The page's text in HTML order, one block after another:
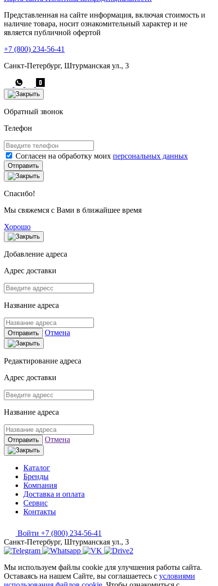
Представленная на сайте информация, включая стоимость и
наличие товара, носит ознакомительный характер и не
является публичной офертой
+7 (800) 234-56-41
Санкт-Петербург, Штурманская ул., 3
Обратный звонок
Телефон
Согласен на обработку моих персональных данных
Отправить
Спасибо!
Мы свяжемся с Вами в ближайшее время
Хорошо
Добавление адреса
Адрес доставки
Название адреса
Отправить Отмена
Редактирование адреса
Адрес доставки
Название адреса
Отправить Отмена
Каталог
Бренды
Компания
Доставка и оплата
Сервис
Контакты
Войти +7 (800) 234-56-41
Санкт-Петербург, Штурманская ул., 3
Мы используем файлы cookie для улучшения работы сайта.
Оставаясь на нашем Сайте, вы соглашаетесь с условиями